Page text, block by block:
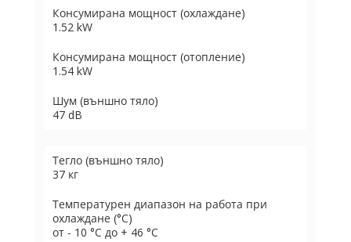
Консумирана мощност (охлаждане)
1.52 kW
Консумирана мощност (отопление)
1.54 kW
Шум (външно тяло)
47 dB
Тегло (външно тяло)
37 кг
Температурен диапазон на работа при
охлаждане (°C)
от - 10 °C до + 46 °C